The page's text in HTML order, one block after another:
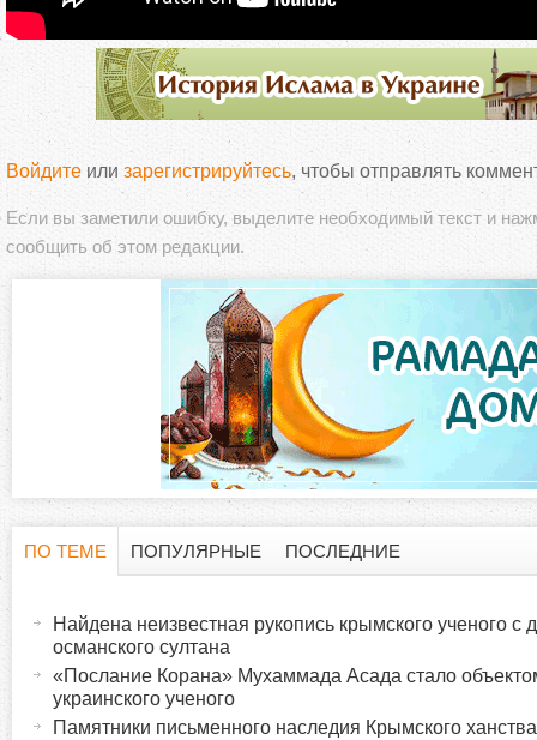
Войдите или зарегистрируйтесь, чтобы отправлять
Если вы заметили ошибку, выделите необходимый текст и
сообщить об этом редакции.
ПО ТЕМЕ
ПОПУЛЯРНЫЕ ПОСЛЕДНИЕ
Найдена неизвестная рукопись крымского ученого с
османского султана
«Послание Корана» Мухаммада Асада стало
украинского ученого
Памятники письменного наследия Крымского